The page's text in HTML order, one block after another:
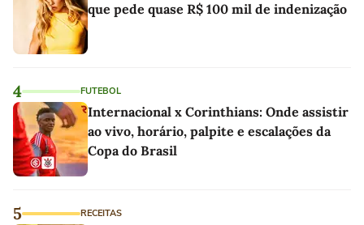
que pede quase R$ 100 mil de indenização
4 FUTEBOL
Internacional x Corinthians: Onde assistir
ao vivo, horário, palpite e escalações da
Copa do Brasil
5 RECEITAS